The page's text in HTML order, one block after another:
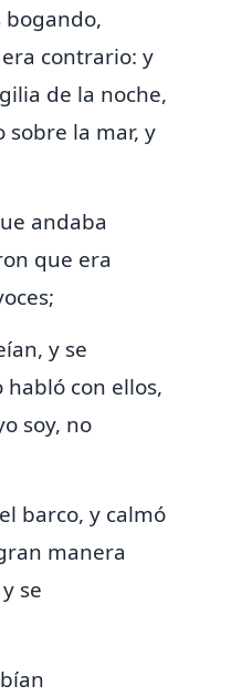
bogando,
contrario: y
de la noche,
sobre la mar, y
andaba
que era
y se
con ellos,
soy, no
barco, y calmó
manera
se